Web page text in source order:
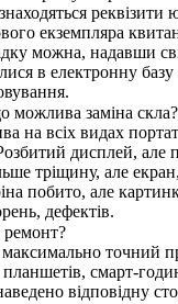
екземпляра
можна, надавши
в електронну
можлива заміна скла?
на всіх видах
дисплей, але
тріщину, але
побито, але
дефектів.
точний
смарт-
відповідну